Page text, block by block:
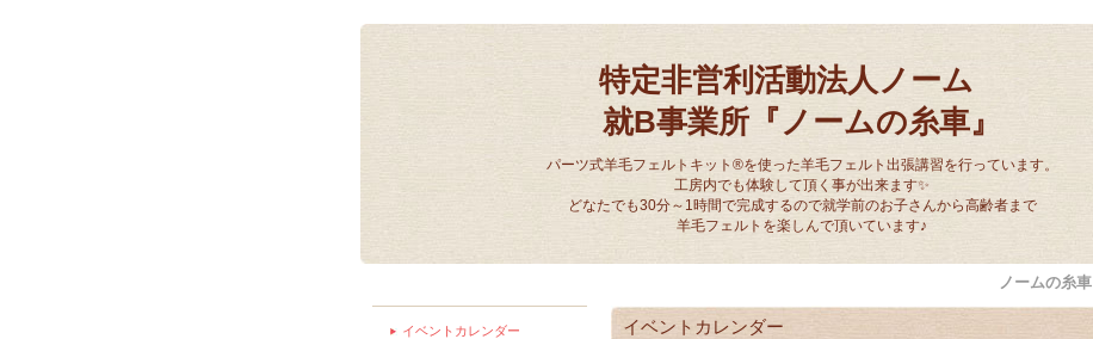
特定非営利活動法人ノーム
就B事業所『ノームの糸車』
パーツ式羊毛フェルトキット®を使った羊毛フェルト出張講習を行っています。
工房内でも体験して頂く事が出来ます✨
どなたでも30分～1時間で完成するので就学前のお子さんから高齢者まで
羊毛フェルトを楽しんで頂いています♪
ノームの糸車
イベントカレンダー
イベントカレンダー